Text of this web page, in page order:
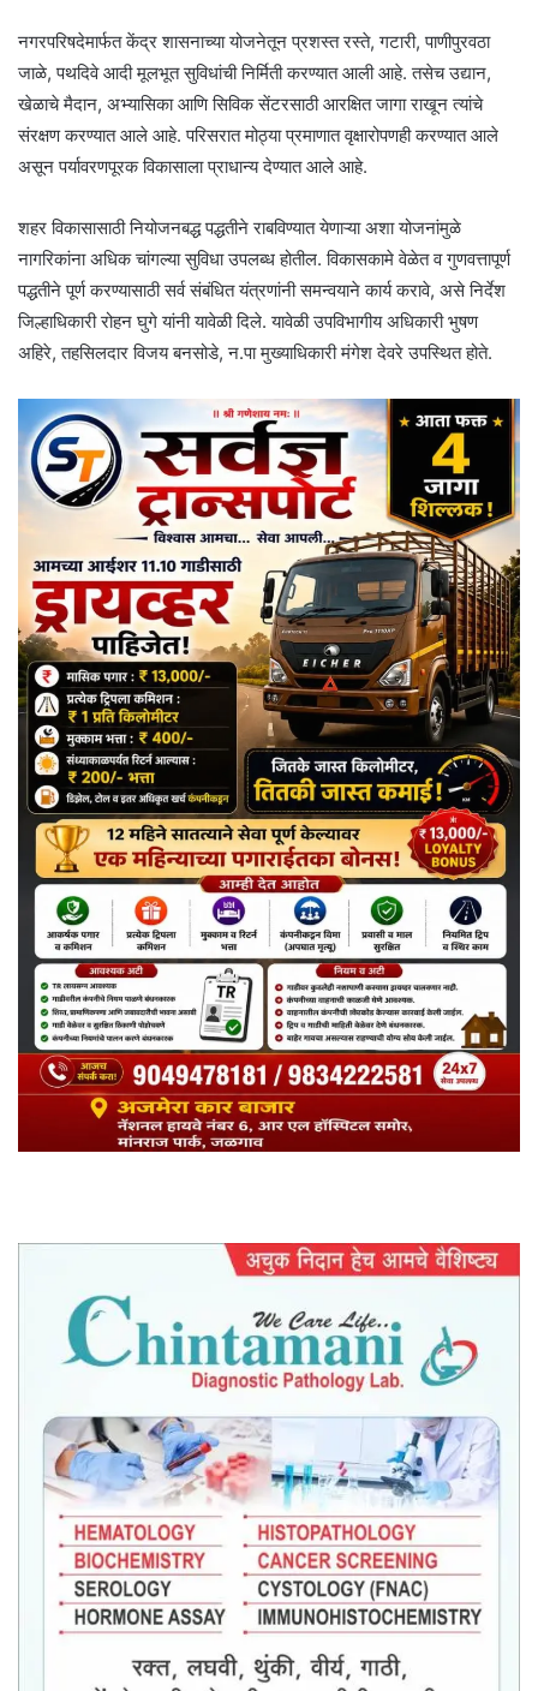
नगरपरिषदेमार्फत केंद्र शासनाच्या योजनेतून प्रशस्त रस्ते, गटारी, पाणीपुरवठा
जाळे, पथदिवे आदी मूलभूत सुविधांची निर्मिती करण्यात आली आहे. तसेच उद्यान,
खेळाचे मैदान, अभ्यासिका आणि सिविक सेंटरसाठी आरक्षित जागा राखून त्यांचे
संरक्षण करण्यात आले आहे. परिसरात मोठ्या प्रमाणात वृक्षारोपणही करण्यात आले
असून पर्यावरणपूरक विकासाला प्राधान्य देण्यात आले आहे.
शहर विकासासाठी नियोजनबद्ध पद्धतीने राबविण्यात येणाऱ्या अशा योजनांमुळे
नागरिकांना अधिक चांगल्या सुविधा उपलब्ध होतील. विकासकामे वेळेत व गुणवत्तापूर्ण
पद्धतीने पूर्ण करण्यासाठी सर्व संबंधित यंत्रणांनी समन्वयाने कार्य करावे, असे निर्देश
जिल्हाधिकारी रोहन घुगे यांनी यावेळी दिले. यावेळी उपविभागीय अधिकारी भुषण
अहिरे, तहसिलदार विजय बनसोडे, न.पा मुख्याधिकारी मंगेश देवरे उपस्थित होते.